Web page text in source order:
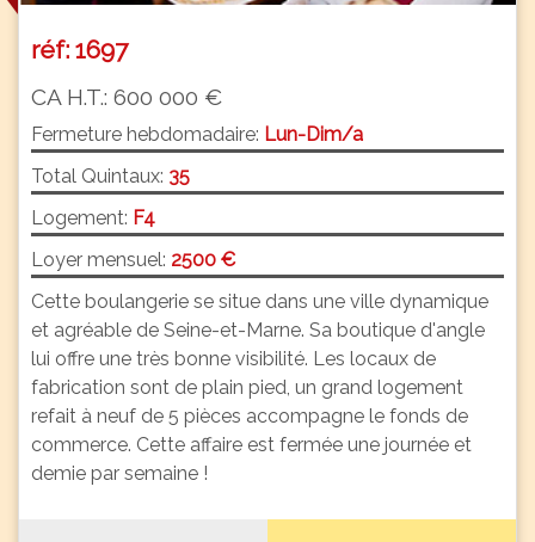
réf: 1697
CA H.T.: 600 000 €
Fermeture hebdomadaire: Lun-Dim/a
Total Quintaux: 35
Logement: F4
Loyer mensuel: 2500 €
Cette boulangerie se situe dans une ville dynamique
et agréable de Seine-et-Marne. Sa boutique d'angle
lui offre une très bonne visibilité. Les locaux de
fabrication sont de plain pied, un grand logement
refait à neuf de 5 pièces accompagne le fonds de
commerce. Cette affaire est fermée une journée et
demie par semaine !